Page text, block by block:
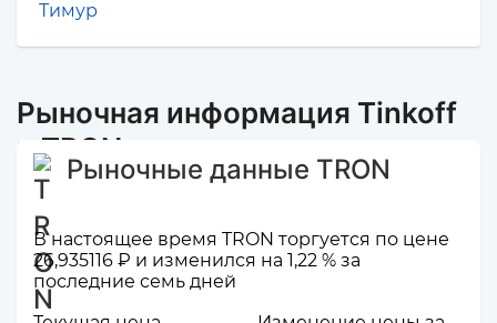
Тимур
Рыночная информация Tinkoff
и TRON
Рыночные данные TRON
В настоящее время TRON торгуется по цене
26,935116 ₽ и изменился на 1,22 % за
последние семь дней